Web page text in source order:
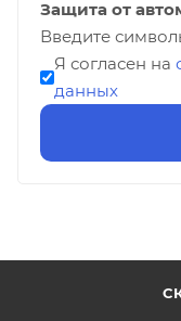
Защита от
Введите
Я согласен на
данных